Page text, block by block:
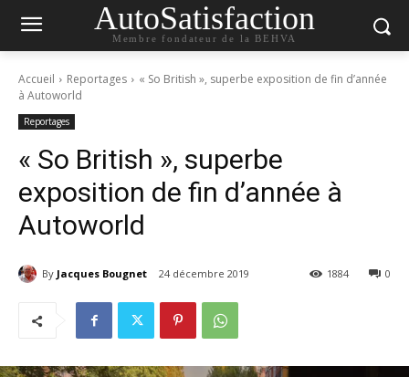
AutoSatisfaction
Membre fondateur de la BEHVA
Accueil Reportages
« So British », superbe exposition de fin d’année
à Autoworld
Reportages
« So British », superbe
exposition de fin d’année à
Autoworld
By Jacques Bougnet 24 décembre 2019 0
1884